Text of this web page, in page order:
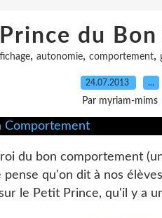
du
, autonomie, comportement,
24.07.2013 …
Par myriam-mims
du bon comportement
pense qu'on dit à nos
le Petit Prince, qu'il y a